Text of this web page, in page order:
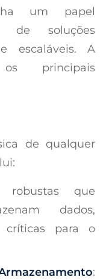
um papel
de soluções
escaláveis. A
principais
de qualquer
robustas que
dados,
críticas para o
: